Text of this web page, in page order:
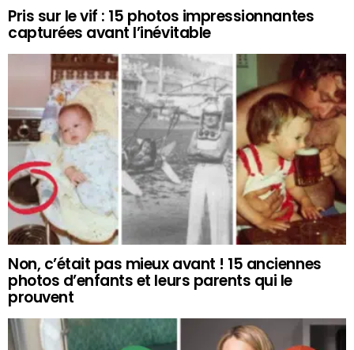
Pris sur le vif : 15 photos impressionnantes
capturées avant l’inévitable
Non, c’était pas mieux avant ! 15 anciennes
photos d’enfants et leurs parents qui le
prouvent